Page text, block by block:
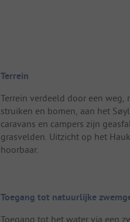
Terrein
Terrein verdeeld door een weg,
struiken en bomen, aan het
caravans en campers zijn
grasvelden. Uitzicht op het
hoorbaar.
Toegang tot natuurlijke
Toegang tot het water via een